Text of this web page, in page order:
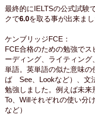
最終的にIELTSの公式試験
クで6.0を取る事が出来まし
ケンブリッジFCE：
FCE合格のための勉強でス
ーディング、ライティング
単語。英単語の似た意味の
ば See、Lookなど）、文
勉強しました。例えば未来
To、Willそれぞれの使い分
など）